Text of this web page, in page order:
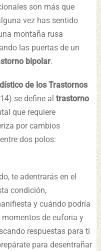
son más que
vez has sentido
montaña rusa
las puertas de un
bipolar.
de los Trastornos
se define al trastorno
que requiere
por cambios
dos polos:
te adentrarás en el
condición,
y cuándo podría
de euforia y
respuestas para ti
para desentrañar